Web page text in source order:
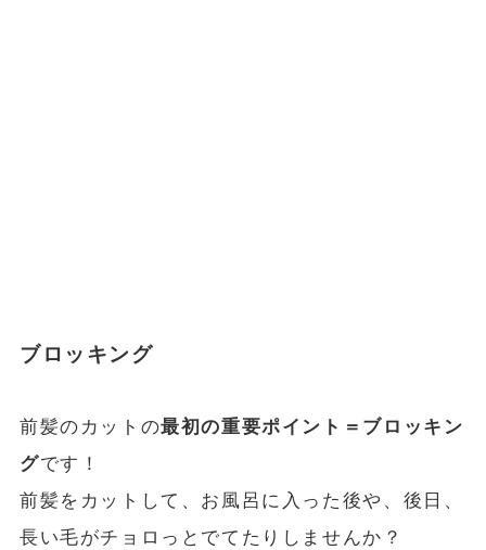
ブロッキング
前髪のカットの最初の重要ポイント＝ブロッキン
グです！
前髪をカットして、お風呂に入った後や、後日、
長い毛がチョロっとでてたりしませんか？